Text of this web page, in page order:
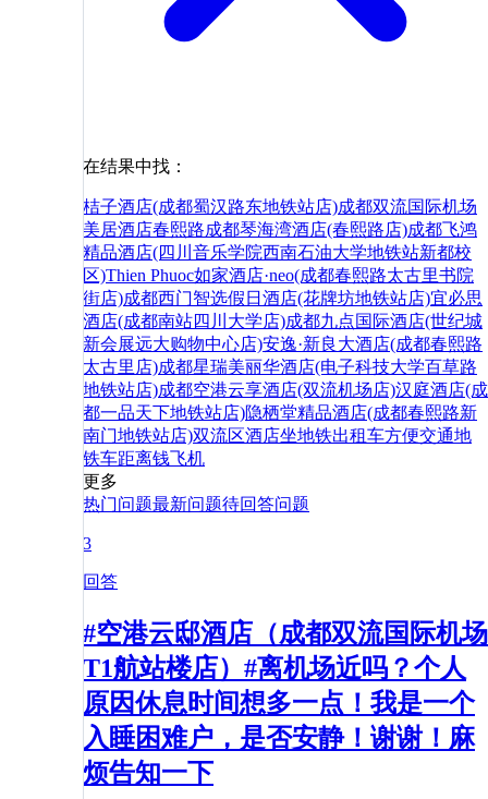
在结果中找：
桔子酒店(成都蜀汉路东地铁站店)成都双流国际机场
美居酒店春熙路成都琴海湾酒店(春熙路店)成都飞鸿
精品酒店(四川音乐学院西南石油大学地铁站新都校
区)Thien Phuoc如家酒店·neo(成都春熙路太古里书院
街店)成都西门智选假日酒店(花牌坊地铁站店)宜必思
酒店(成都南站四川大学店)成都九点国际酒店(世纪城
新会展远大购物中心店)安逸·新良大酒店(成都春熙路
太古里店)成都星瑞美丽华酒店(电子科技大学百草路
地铁站店)成都空港云享酒店(双流机场店)汉庭酒店(成
都一品天下地铁站店)隐栖堂精品酒店(成都春熙路新
南门地铁站店)双流区酒店坐地铁出租车方便交通地
铁车距离钱飞机
更多
热门问题最新问题待回答问题
3
回答
#空港云邸酒店（成都双流国际机场
T1航站楼店）#离机场近吗？个人
原因休息时间想多一点！我是一个
入睡困难户，是否安静！谢谢！麻
烦告知一下